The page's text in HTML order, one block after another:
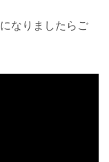
なりましたらご